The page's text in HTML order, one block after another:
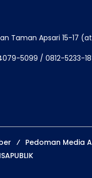
Taman Apsari 15-17
5099 / 0812-5233-
Pedoman Media